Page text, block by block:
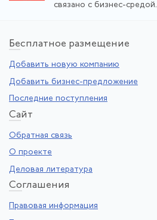
связано с бизнес-средой.
Бесплатное размещение
Добавить новую компанию
Добавить бизнес-предложение
Последние поступления
Сайт
Обратная связь
О проекте
Деловая литература
Соглашения
Правовая информация